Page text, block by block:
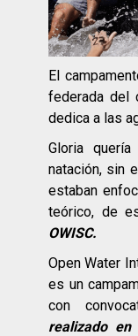
El
federada del
dedica a las
Gloria
natación, sin
estaban
teórico, de
OWISC.
Open Water
es un
con
realizado en